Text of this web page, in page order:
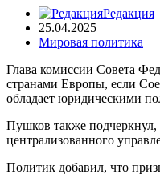
Редакция
25.04.2025
Мировая политика
Глава комиссии Совета
странами Европы, если
обладает юридическими
Пушков также подчеркнул,
централизованного
Политик добавил, что